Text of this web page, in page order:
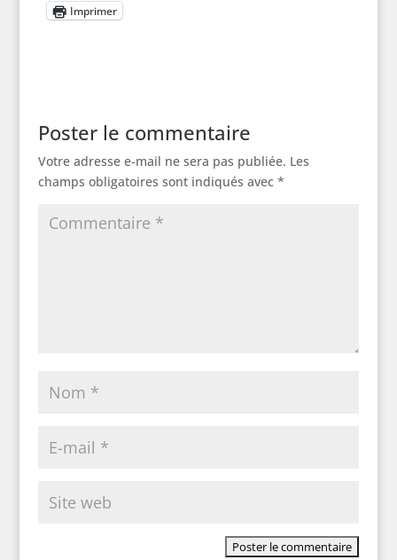
Imprimer
Poster le commentaire
Votre adresse e-mail ne sera pas publiée. Les
champs obligatoires sont indiqués avec *